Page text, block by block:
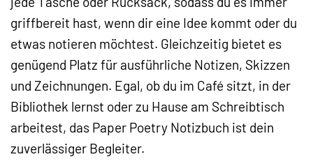
griffbereit hast, wenn dir eine Idee kommt oder du
etwas notieren möchtest. Gleichzeitig bietet es
genügend Platz für ausführliche Notizen, Skizzen
und Zeichnungen. Egal, ob du im Café sitzt, in der
Bibliothek lernst oder zu Hause am Schreibtisch
arbeitest, das Paper Poetry Notizbuch ist dein
zuverlässiger Begleiter.